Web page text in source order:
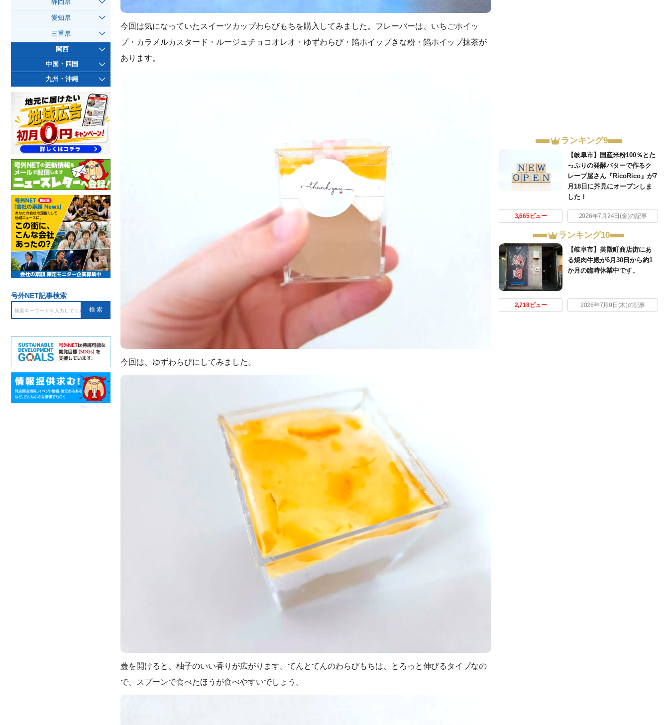
今回は気になっていたスイーツカップわらびもちを購入してみました。フレーバーは、いちごホイッ
プ・カラメルカスタード・ルージュチョコオレオ・ゆずわらび・餡ホイップきな粉・餡ホイップ抹茶が
あります。
今回は、ゆずわらびにしてみました。
蓋を開けると、柚子のいい香りが広がります。てんとてんのわらびもちは、とろっと伸びるタイプなの
で、スプーンで食べたほうが食べやすいでしょう。
ランキング9
【岐阜市】国産米粉100％とた
っぷりの発酵バターで作るク
レープ屋さん『RicoRico』が7
月18日に芥見にオープンしま
した！
3,665ビュー 2026年7月24日(金)の記事
ランキング10
【岐阜市】美殿町商店街にあ
る焼肉牛殿が6月30日から約1
か月の臨時休業中です。
2,718ビュー 2026年7月9日(木)の記事
静岡県
愛知県
三重県
関西
中国・四国
九州・沖縄
号外NET記事検索